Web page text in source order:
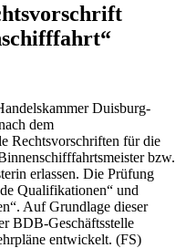
Duisburg-
dem
Rechtsvorschriften für die
bzw.
erlassen. Die Prüfung
Qualifikationen“ und
Auf Grundlage dieser
BDB-Geschäftsstelle
entwickelt. (FS)